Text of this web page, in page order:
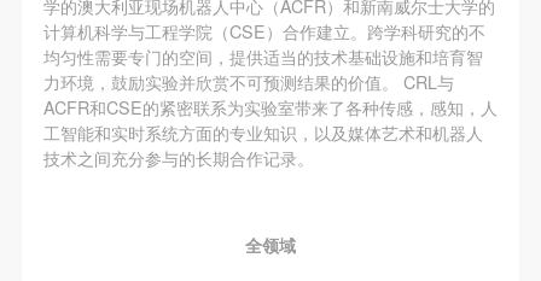
学的澳大利亚现场机器人中心（ACFR）和新南威尔士大学的
计算机科学与工程学院（CSE）合作建立。跨学科研究的不
均匀性需要专门的空间，提供适当的技术基础设施和培育智
力环境，鼓励实验并欣赏不可预测结果的价值。 CRL与
ACFR和CSE的紧密联系为实验室带来了各种传感，感知，人
工智能和实时系统方面的专业知识，以及媒体艺术和机器人
技术之间充分参与的长期合作记录。
全领域